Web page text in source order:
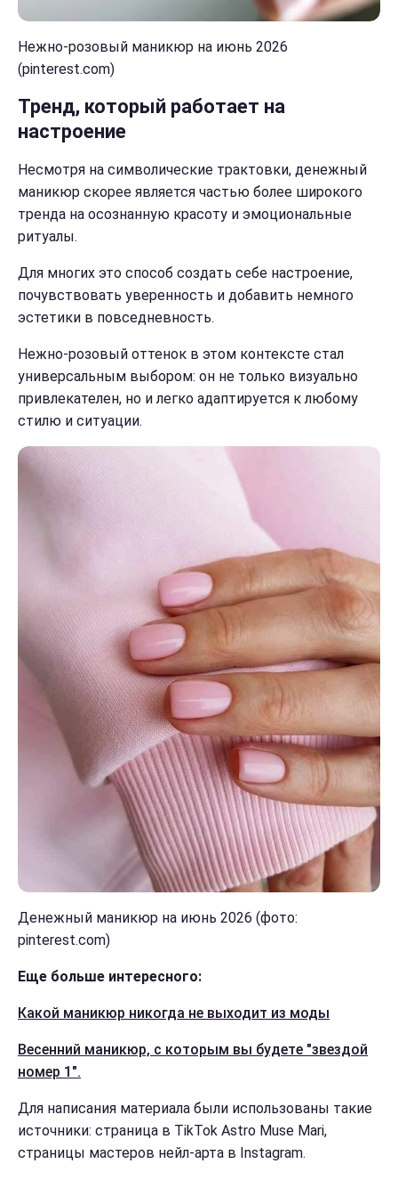
Нежно-розовый маникюр на июнь 2026
(pinterest.com)
Тренд, который работает на
настроение
Несмотря на символические трактовки, денежный
маникюр скорее является частью более широкого
тренда на осознанную красоту и эмоциональные
ритуалы.
Для многих это способ создать себе настроение,
почувствовать уверенность и добавить немного
эстетики в повседневность.
Нежно-розовый оттенок в этом контексте стал
универсальным выбором: он не только визуально
привлекателен, но и легко адаптируется к любому
стилю и ситуации.
Денежный маникюр на июнь 2026 (фото:
pinterest.com)
Еще больше интересного:
Какой маникюр никогда не выходит из моды
Весенний маникюр, с которым вы будете "звездой
номер 1".
Для написания материала были использованы такие
источники: страница в TikTok Astro Muse Mari,
страницы мастеров нейл-арта в Instagram.